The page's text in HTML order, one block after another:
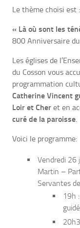
Le thème choisi est :
« Là où sont les
800 Anniversaire du
Les églises de
du Cosson vous
programmation
Catherine Vincent
Loir et Cher et en
curé de la paroisse.
Voici le programme:
Vendredi 26
Martin –
Servantes
19h